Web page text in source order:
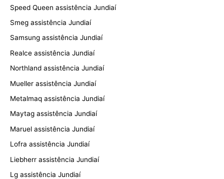
Speed Queen assistência Jundiaí
Smeg assistência Jundiaí
Samsung assistência Jundiaí
Realce assistência Jundiaí
Northland assistência Jundiaí
Mueller assistência Jundiaí
Metalmaq assistência Jundiaí
Maytag assistência Jundiaí
Maruel assistência Jundiaí
Lofra assistência Jundiaí
Liebherr assistência Jundiaí
Lg assistência Jundiaí